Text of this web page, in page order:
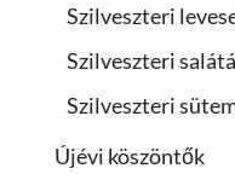
Szilveszteri
Szilveszteri
Szilveszteri
Újévi köszöntők